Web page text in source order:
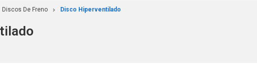
Discos De Freno Disco Hiperventilado